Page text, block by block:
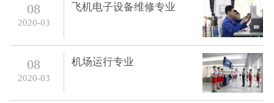
08
2020-03
飞机电子设备维修专业
08
2020-03
机场运行专业